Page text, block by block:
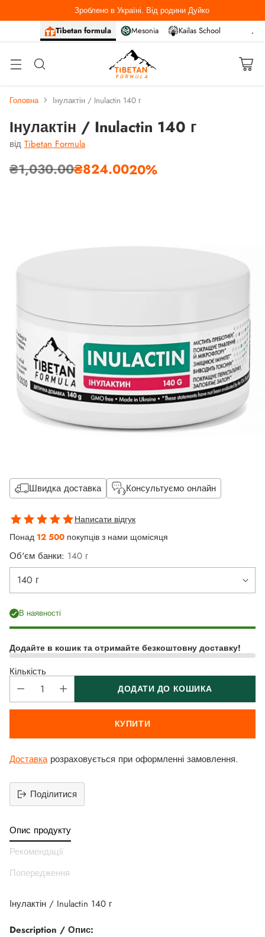
Tibetan formula Mesonia Kailas School
Зроблено в Україні. Від родини Дуйко
Головна Інулактін / Inulactin 140 г
Інулактін / Inulactin 140 г
від Tibetan Formula
Звичайна
₴1,030.00₴824.0020%
Швидка доставка Консультуємо онлайн
Написати відгук
Понад 12 500 покупців з нами щомісяця
Об'єм банки: 140 г
В наявності
Додайте в кошик та отримайте безкоштовну доставку!
Кількість
ДОДАТИ ДО КОШИКА
КУПИТИ
Доставкарозраховується при оформленні замовлення.
Поділитися
продукт
до
вашего
Опис продукту
Рекомендації
Попередження
Інулактін / Inulactin 140 г
Description / Опис: